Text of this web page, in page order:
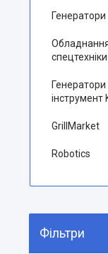
Генератори
інструмент
GrillMarket
Robotics
Фільтри